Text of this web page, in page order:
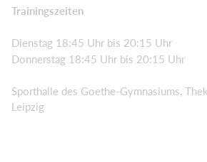
Trainingszeiten
Dienstag 18:45 Uhr bis 20:15 Uhr
Donnerstag 18:45 Uhr bis 20:15 Uhr
Sporthalle des Goethe-Gymnasiums,
Leipzig